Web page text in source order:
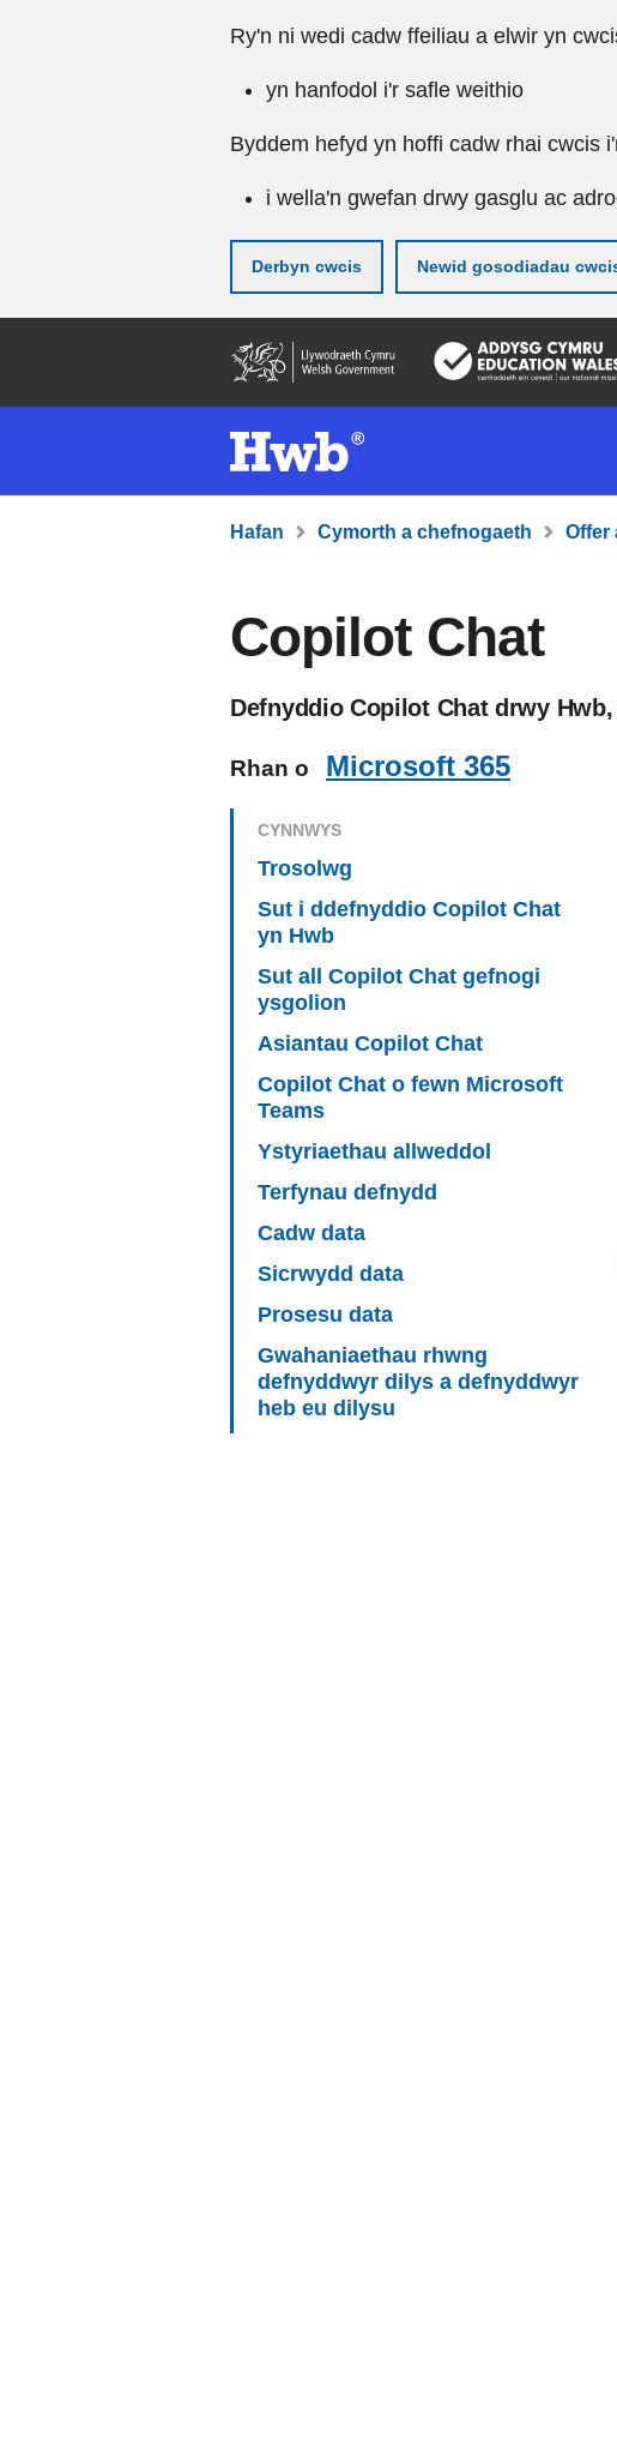
Ry'n ni wedi cadw ffeiliau a elwir yn
yn hanfodol i'r safle weithio
Byddem hefyd yn hoffi cadw rhai cwcis
i wella'n gwefan drwy gasglu ac
Derbyn cwcis Newid gosodiadau
gynnwy
Hafan Cymorth a chefnogaeth Offer
Copilot Chat
Defnyddio Copilot Chat drwy
Rhan o Microsoft 365
CYNNWYS
Trosolwg
Sut i ddefnyddio Copilot Chat
yn Hwb
Sut all Copilot Chat gefnogi
ysgolion
Asiantau Copilot Chat
Copilot Chat o fewn Microsoft
Teams
Ystyriaethau allweddol
Terfynau defnydd
Cadw data
Sicrwydd data
Prosesu data
Gwahaniaethau rhwng
defnyddwyr dilys a defnyddwyr
heb eu dilysu